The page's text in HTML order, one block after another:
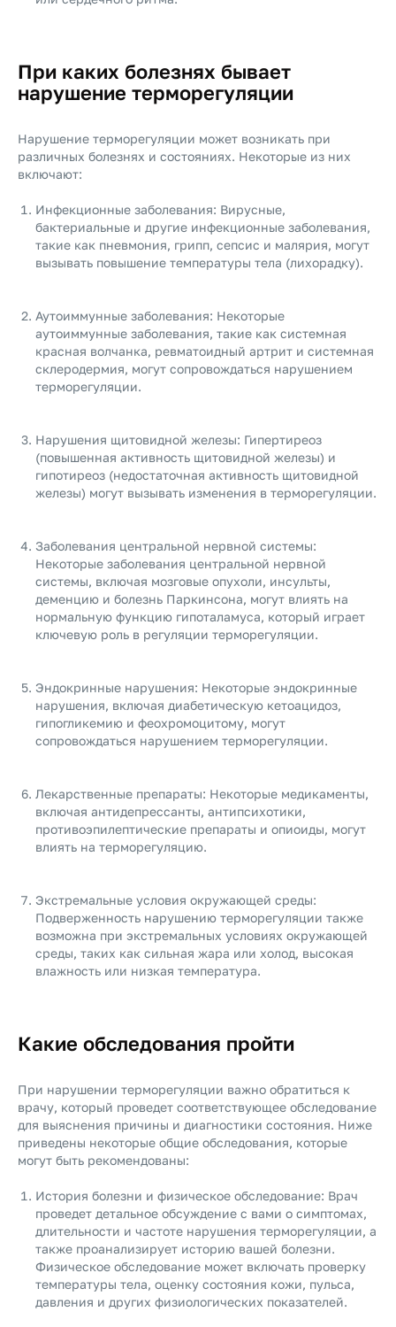
При каких болезнях бывает
нарушение терморегуляции
Нарушение терморегуляции может возникать при
различных болезнях и состояниях. Некоторые из них
включают:
Инфекционные заболевания: Вирусные,
бактериальные и другие инфекционные заболевания,
такие как пневмония, грипп, сепсис и малярия, могут
вызывать повышение температуры тела (лихорадку).
Аутоиммунные заболевания: Некоторые
аутоиммунные заболевания, такие как системная
красная волчанка, ревматоидный артрит и системная
склеродермия, могут сопровождаться нарушением
терморегуляции.
Нарушения щитовидной железы: Гипертиреоз
(повышенная активность щитовидной железы) и
гипотиреоз (недостаточная активность щитовидной
железы) могут вызывать изменения в терморегуляции.
Заболевания центральной нервной системы:
Некоторые заболевания центральной нервной
системы, включая мозговые опухоли, инсульты,
деменцию и болезнь Паркинсона, могут влиять на
нормальную функцию гипоталамуса, который играет
ключевую роль в регуляции терморегуляции.
Эндокринные нарушения: Некоторые эндокринные
нарушения, включая диабетическую кетоацидоз,
гипогликемию и феохромоцитому, могут
сопровождаться нарушением терморегуляции.
Лекарственные препараты: Некоторые медикаменты,
включая антидепрессанты, антипсихотики,
противоэпилептические препараты и опиоиды, могут
влиять на терморегуляцию.
Экстремальные условия окружающей среды:
Подверженность нарушению терморегуляции также
возможна при экстремальных условиях окружающей
среды, таких как сильная жара или холод, высокая
влажность или низкая температура.
Какие обследования пройти
При нарушении терморегуляции важно обратиться к
врачу, который проведет соответствующее обследование
для выяснения причины и диагностики состояния. Ниже
приведены некоторые общие обследования, которые
могут быть рекомендованы:
История болезни и физическое обследование: Врач
проведет детальное обсуждение с вами о симптомах,
длительности и частоте нарушения терморегуляции, а
также проанализирует историю вашей болезни.
Физическое обследование может включать проверку
температуры тела, оценку состояния кожи, пульса,
давления и других физиологических показателей.